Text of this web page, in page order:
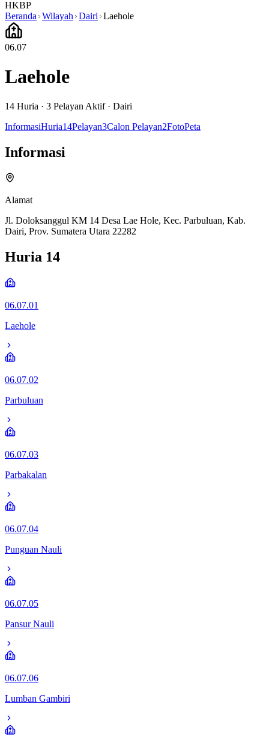
HKBP
Beranda Wilayah Dairi Laehole
06.07
Laehole
14 Huria · 3 Pelayan Aktif· Dairi
InformasiHuria14Pelayan3Calon Pelayan2FotoPeta
Informasi
Alamat
Jl. Doloksanggul KM 14 Desa Lae Hole, Kec. Parbuluan, Kab.
Dairi, Prov. Sumatera Utara 22282
Huria 14
06.07.01
Laehole
06.07.02
Parbuluan
06.07.03
Parbakalan
06.07.04
Punguan Nauli
06.07.05
Pansur Nauli
06.07.06
Lumban Gambiri